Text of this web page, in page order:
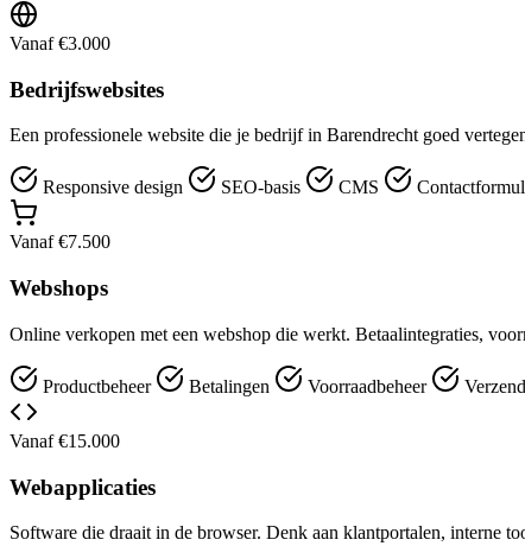
Vanaf €3.000
Bedrijfswebsites
Een professionele website die je bedrijf in Barendrecht goed
Responsive design SEO-basis CMS
Vanaf €7.500
Webshops
Online verkopen met een webshop die werkt. Betaalintegraties,
Productbeheer Betalingen Voorraadbeheer
Vanaf €15.000
Webapplicaties
Software die draait in de browser. Denk aan klantportalen, interne